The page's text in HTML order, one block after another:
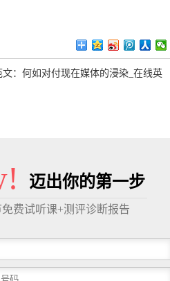
文：何如对付现在媒体的浸染_在线英
迈出你的第一步
费试听课+测评诊断报告